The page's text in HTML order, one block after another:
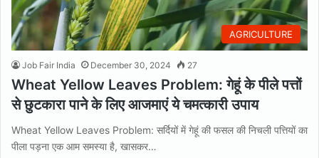
AGRICULTURE
Job Fair India December 30, 2024 27
Wheat Yellow Leaves Problem: गेहूं के पीले पत्तों
से छुटकारा पाने के लिए आजमाएं ये चमत्कारी उपाय
Wheat Yellow Leaves Problem: सर्दियों में गेहूं की फसल की निचली पत्तियों का
पीला पड़ना एक आम समस्या है, खासकर…